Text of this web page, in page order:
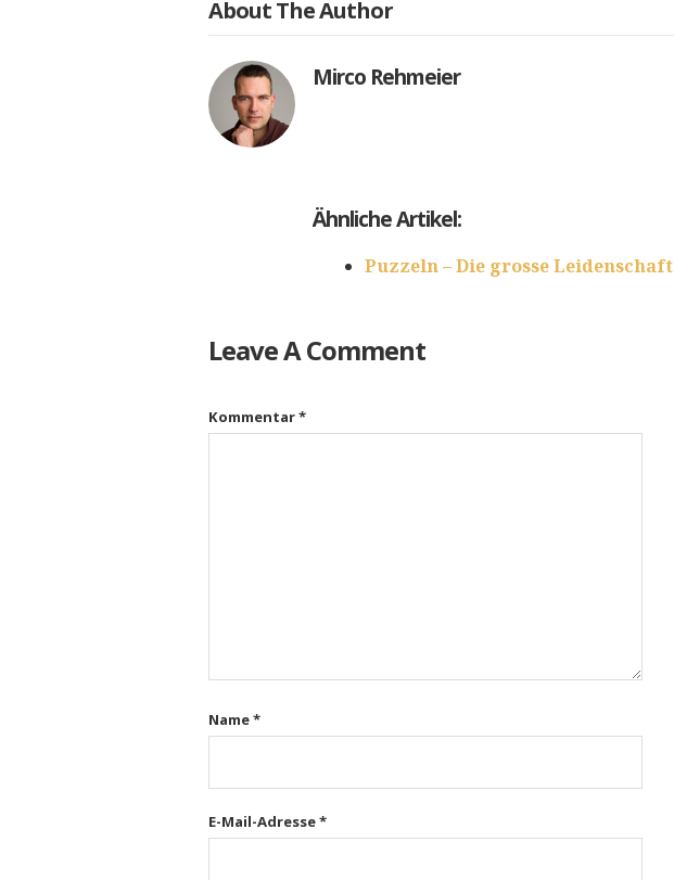
About The Author
Mirco Rehmeier
Ähnliche Artikel:
Puzzeln – Die grosse Leidenschaft
Leave A Comment
Kommentar*
Name*
E-Mail-Adresse*